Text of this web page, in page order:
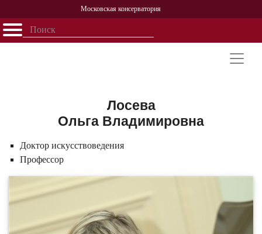
Московская консерватория
Открыть - закрыть
Персоналии
История
Лосева
Ольга Владимировна
Доктор искусствоведения
Профессор